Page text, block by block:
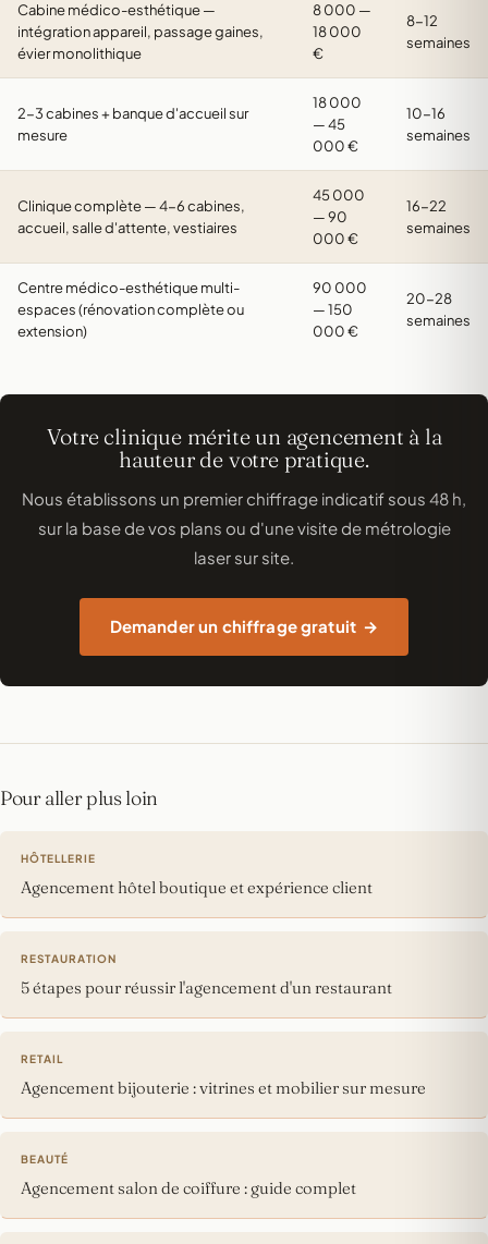
Cabine médico-esthétique —
intégration appareil, passage gaines,
évier monolithique
8 000 —
18 000
€
8-12
semaines
2-3 cabines + banque d'accueil sur
mesure
18 000
— 45
000 €
10-16
semaines
Clinique complète — 4-6 cabines,
accueil, salle d'attente, vestiaires
45 000
— 90
000 €
16-22
semaines
Centre médico-esthétique multi-
espaces (rénovation complète ou
extension)
90 000
— 150
000 €
20-28
semaines
Votre clinique mérite un agencement à la
hauteur de votre pratique.
Nous établissons un premier chiffrage indicatif sous 48 h,
sur la base de vos plans ou d'une visite de métrologie
laser sur site.
Demander un chiffrage gratuit
Pour aller plus loin
HÔTELLERIE
Agencement hôtel boutique et expérience client
RESTAURATION
5 étapes pour réussir l'agencement d'un restaurant
RETAIL
Agencement bijouterie : vitrines et mobilier sur mesure
BEAUTÉ
Agencement salon de coiffure : guide complet